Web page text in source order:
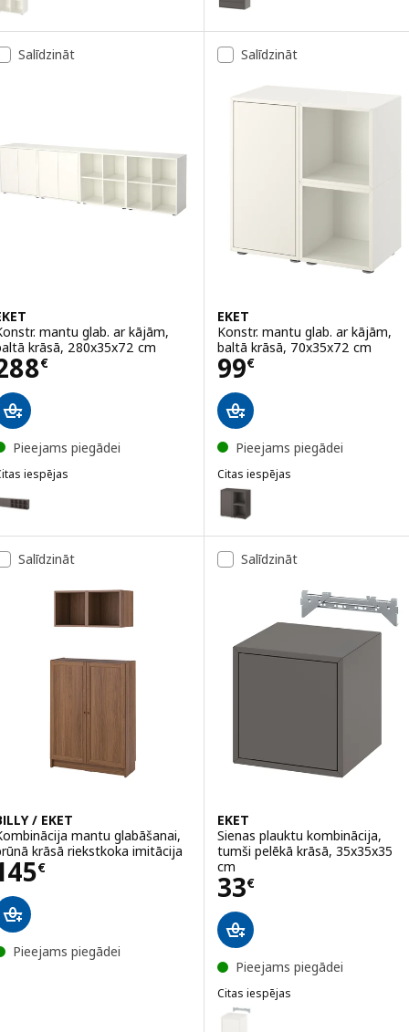
Variants: EKET, Sienas
Salīdzināt
mantu glab. ar kājām,
krāsā, 280x35x72 cm
€ 288€
Pieejams piegādei
iespējas
EKET, Konstr. mantu glab. ar kājām, tumši pelēkā krāsā/
Salīdzināt
EKET
Konstr. mantu glab. ar kājām,
baltā krāsā, 70x35x72 cm
99€
Cena 99€
Pieejams piegādei
Citas iespējas
EKET
Variants: EKET, Konstr. mantu
Salīdzināt
/ EKET
mantu glabāšanai,
krāsā riekstkoka imitācija
€ 145€
Pieejams piegādei
Salīdzināt
EKET
Sienas plauktu kombinācija,
tumši pelēkā krāsā, 35x35x35
cm
33€
Cena 33€
Pieejams piegādei
Citas iespējas
EKET
Variants: EKET, Sienas